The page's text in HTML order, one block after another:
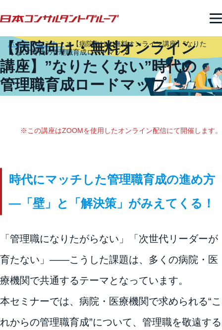
ホーム>セミナー>【病院向け・無料オンライン講座】”なりた
くない”時代の管理職育成ロードマップ
【病院向け・無料オンライン
講座】”なりたくない”時代の
管理職育成ロードマップ
※この講座はZOOMを使用したオンライン配信にて開催します。
時代にマッチした管理職育成の進め方
―「壁」と「解決策」がみえてくる！
「管理職になりたがらない」「次世代リーダーが
育たない」――こうした課題は、多くの病院・医
療機関で共通するテーマとなっています。
本セミナーでは、病院・医療機関で求められる“こ
れからの管理職育成”について、管理職を敬遠する